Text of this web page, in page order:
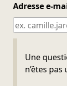
Adresse e-
Une
n’êtes
Ne pas